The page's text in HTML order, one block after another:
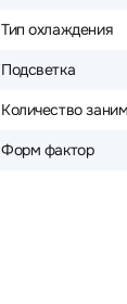
Тип охлаждения
Подсветка
Количество
Форм фактор